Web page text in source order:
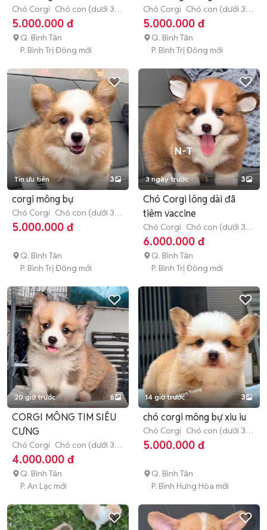
Chó Corgi Chó con (dưới 3
tháng tuổi)
5.000.000 đ
Q. Bình Tân
P. Bình Trị Đông mới
Chó Corgi Chó con (dưới 3
tháng tuổi)
5.000.000 đ
Q. Bình Tân
P. Bình Trị Đông mới
Tin ưu tiên 3
corgi mông bự
Chó Corgi Chó con (dưới 3
tháng tuổi)
5.000.000 đ
Q. Bình Tân
P. Bình Trị Đông mới
3 ngày trước 3
Chó Corgi lông dài đã
tiêm vaccine
Chó Corgi Chó con (dưới 3
tháng tuổi)
6.000.000 đ
Q. Bình Tân
P. Bình Trị Đông mới
20 giờ trước 6
CORGI MÔNG TIM SIÊU
CƯNG
Chó Corgi Chó con (dưới 3
tháng tuổi)
4.000.000 đ
Q. Bình Tân
P. An Lạc mới
14 giờ trước 3
chó corgi mông bự xiu iu
Chó Corgi Chó con (dưới 3
tháng tuổi)
5.000.000 đ
Q. Bình Tân
P. Bình Hưng Hòa mới